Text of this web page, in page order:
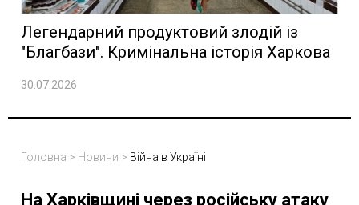
Легендарний продуктовий злодій із
"Благбази". Кримінальна історія Харкова
30.07.2026
Головна > Новини > Війна в Україні
На Харківщині через російську атаку